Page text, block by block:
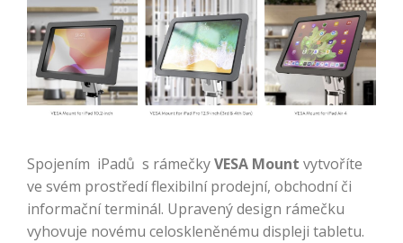
Spojením iPadů s rámečkyVESA Mount vytvoříte
ve svém prostředí flexibilní prodejní, obchodní či
informační terminál. Upravený design rámečku
vyhovuje novému celoskleněnému displeji tabletu.